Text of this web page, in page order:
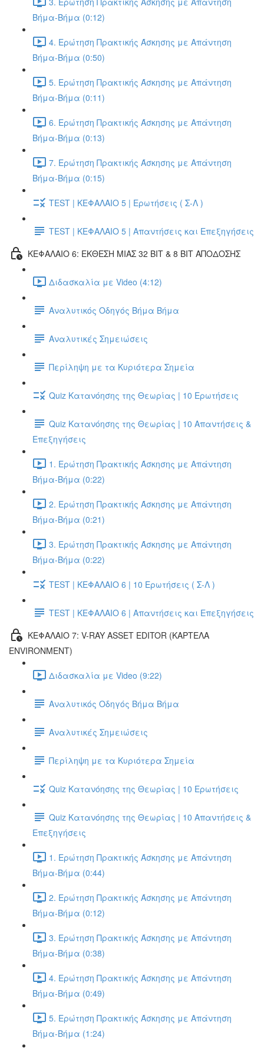
Βήμα-Βήμα (0:12)
4. Ερώτηση Πρακτικής Άσκησης με Απάντηση
Βήμα-Βήμα (0:50)
5. Ερώτηση Πρακτικής Άσκησης με Απάντηση
Βήμα-Βήμα (0:11)
6. Ερώτηση Πρακτικής Άσκησης με Απάντηση
Βήμα-Βήμα (0:13)
7. Ερώτηση Πρακτικής Άσκησης με Απάντηση
Βήμα-Βήμα (0:15)
TEST | ΚΕΦΑΛΑΙΟ 5 | Ερωτήσεις ( Σ-Λ )
TEST | ΚΕΦΑΛΑΙΟ 5 | Απαντήσεις και Επεξηγήσεις
ΚΕΦΑΛΑΙΟ 6: ΕΚΘΕΣΗ ΜΙΑΣ 32 BIT & 8 BIT ΑΠΟΔΟΣΗΣ
Διδασκαλία με Video (4:12)
Αναλυτικός Οδηγός Βήμα Βήμα
Αναλυτικές Σημειώσεις
Περίληψη με τα Κυριότερα Σημεία
Quiz Κατανόησης της Θεωρίας | 10 Ερωτήσεις
Quiz Κατανόησης της Θεωρίας | 10 Απαντήσεις &
Επεξηγήσεις
1. Ερώτηση Πρακτικής Άσκησης με Απάντηση
Βήμα-Βήμα (0:22)
2. Ερώτηση Πρακτικής Άσκησης με Απάντηση
Βήμα-Βήμα (0:21)
3. Ερώτηση Πρακτικής Άσκησης με Απάντηση
Βήμα-Βήμα (0:22)
TEST | ΚΕΦΑΛΑΙΟ 6 | 10 Ερωτήσεις ( Σ-Λ )
TEST | ΚΕΦΑΛΑΙΟ 6 | Απαντήσεις και Επεξηγήσεις
ΚΕΦΑΛΑΙΟ 7: V-RAY ASSET EDITOR (ΚΑΡΤΕΛΑ
ENVIRONMENT)
Διδασκαλία με Video (9:22)
Αναλυτικός Οδηγός Βήμα Βήμα
Αναλυτικές Σημειώσεις
Περίληψη με τα Κυριότερα Σημεία
Quiz Κατανόησης της Θεωρίας | 10 Ερωτήσεις
Quiz Κατανόησης της Θεωρίας | 10 Απαντήσεις &
Επεξηγήσεις
1. Ερώτηση Πρακτικής Άσκησης με Απάντηση
Βήμα-Βήμα (0:44)
2. Ερώτηση Πρακτικής Άσκησης με Απάντηση
Βήμα-Βήμα (0:12)
3. Ερώτηση Πρακτικής Άσκησης με Απάντηση
Βήμα-Βήμα (0:38)
4. Ερώτηση Πρακτικής Άσκησης με Απάντηση
Βήμα-Βήμα (0:49)
5. Ερώτηση Πρακτικής Άσκησης με Απάντηση
Βήμα-Βήμα (1:24)